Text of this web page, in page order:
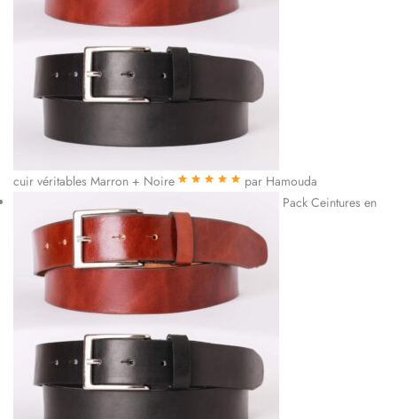
cuir véritables Marron + Noire
par Hamouda
Pack Ceintures en